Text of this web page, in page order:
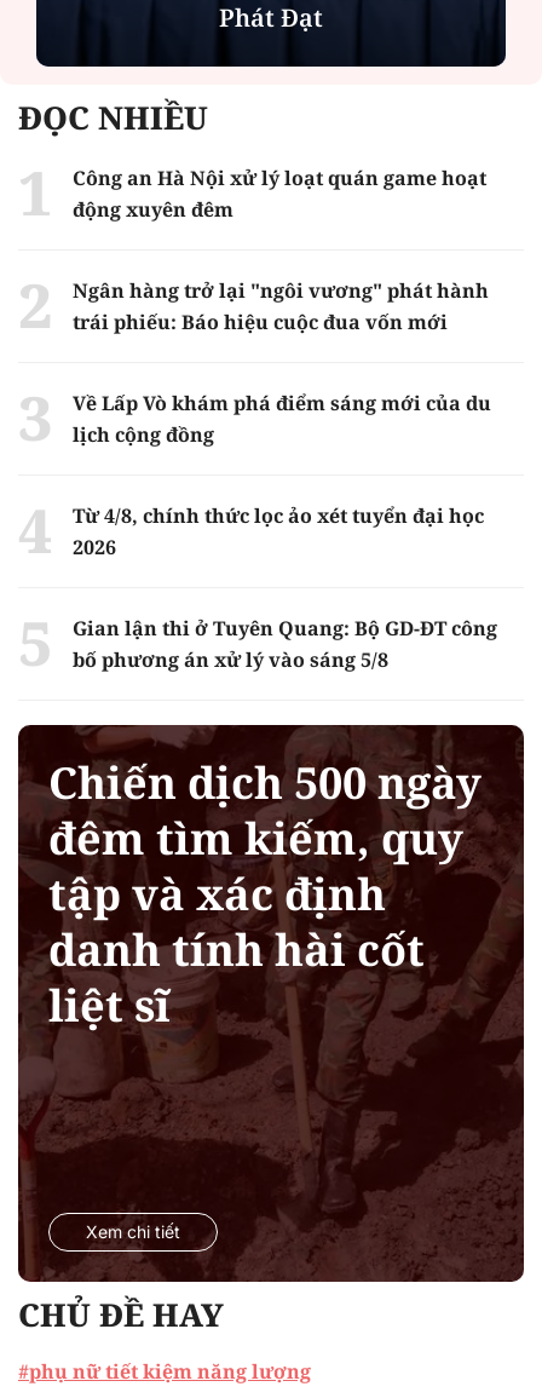
Phát Đạt
ĐỌC NHIỀU
Công an Hà Nội xử lý loạt quán game hoạt
động xuyên đêm
Ngân hàng trở lại "ngôi vương" phát hành
trái phiếu: Báo hiệu cuộc đua vốn mới
Về Lấp Vò khám phá điểm sáng mới của du
lịch cộng đồng
Từ 4/8, chính thức lọc ảo xét tuyển đại học
2026
Gian lận thi ở Tuyên Quang: Bộ GD-ĐT công
bố phương án xử lý vào sáng 5/8
Chiến dịch 500 ngày
đêm tìm kiếm, quy
tập và xác định
danh tính hài cốt
liệt sĩ
Xem chi tiết
CHỦ ĐỀ HAY
#phụ nữ tiết kiệm năng lượng